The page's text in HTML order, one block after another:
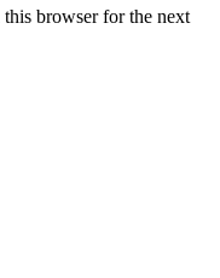
browser for the next